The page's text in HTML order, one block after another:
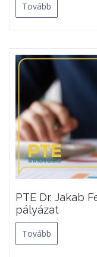
Tovább
PTE Dr. Jakab
pályázat
Tovább